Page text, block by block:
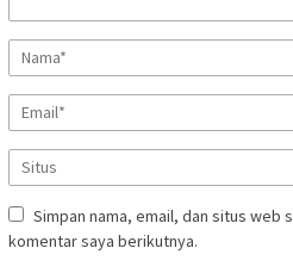
Simpan nama, email, dan situs web
komentar saya berikutnya.